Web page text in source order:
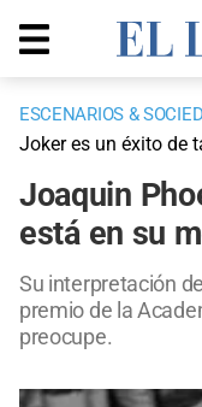
ESCENARIOS &
Joker es un éxito de
Joaquin
está en su
Su interpretación
premio de la
preocupe.